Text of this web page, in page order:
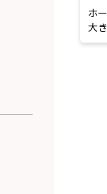
ホ
大
た